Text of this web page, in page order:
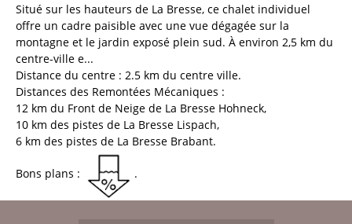
Situé sur les hauteurs de La Bresse, ce chalet individuel
offre un cadre paisible avec une vue dégagée sur la
montagne et le jardin exposé plein sud. À environ 2,5 km du
centre-ville e...
Distance du centre : 2.5 km du centre ville
Distances des Remontées Mécaniques :
12 km du Front de Neige de La Bresse Hohneck
10 km des pistes de La Bresse Lispach
6 km des pistes de La Bresse Brabant
Bons plans :